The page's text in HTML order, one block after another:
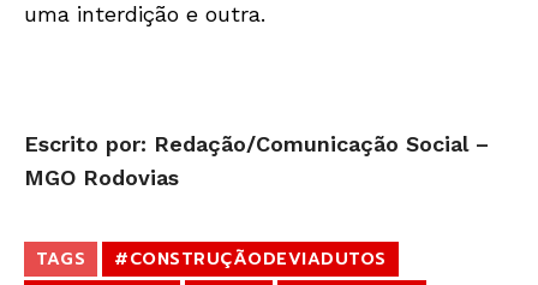
uma interdição e outra.
Escrito por: Redação/Comunicação Social –
MGO Rodovias
TAGS #CONSTRUÇÃODEVIADUTOS